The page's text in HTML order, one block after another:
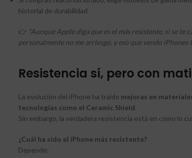
historial de durabilidad
👉 "Aunque Apple diga que es el más resistente, si se te
personalmente no me arriesgo, y eso que vendo iPhones
Resistencia sí, pero con
La evolución del iPhone ha traído mejoras en
tecnologías como el Ceramic Shield.
Sin embargo, la verdadera resistencia está en cómo lo
¿Cuál ha sido el iPhone más resistente?
Depende: